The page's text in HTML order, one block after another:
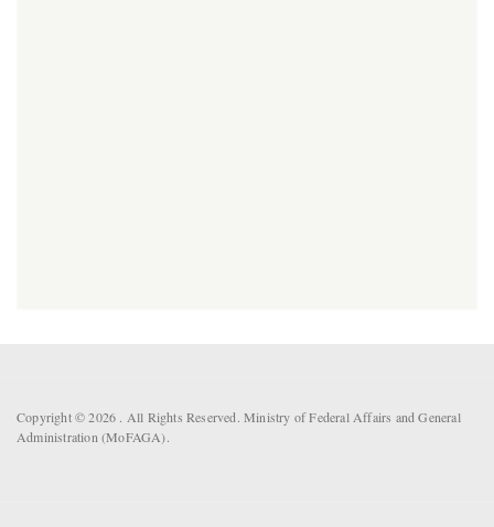
Copyright © 2026 . All Rights Reserved. Ministry of Federal Affairs and General
Administration (MoFAGA).